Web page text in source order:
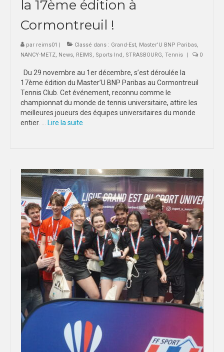
la 17ème édition à
Cormontreuil !
par reims01 | Classé dans : Grand-Est, Master'U BNP Paribas,
NANCY-METZ, News, REIMS, Sports Ind, STRASBOURG, Tennis | 0
Du 29 novembre au 1er décembre, s’est déroulée la
17ème édition du Master’U BNP Paribas au Cormontreuil
Tennis Club. Cet événement, reconnu comme le
championnat du monde de tennis universitaire, attire les
meilleures joueurs des équipes universitaires du monde
entier. …
Lire la suite­­